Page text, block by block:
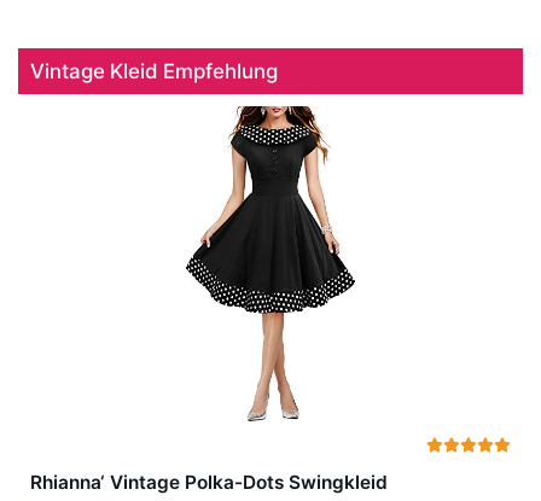
Vintage Kleid Empfehlung
Rhianna‘ Vintage Polka-Dots Swingkleid